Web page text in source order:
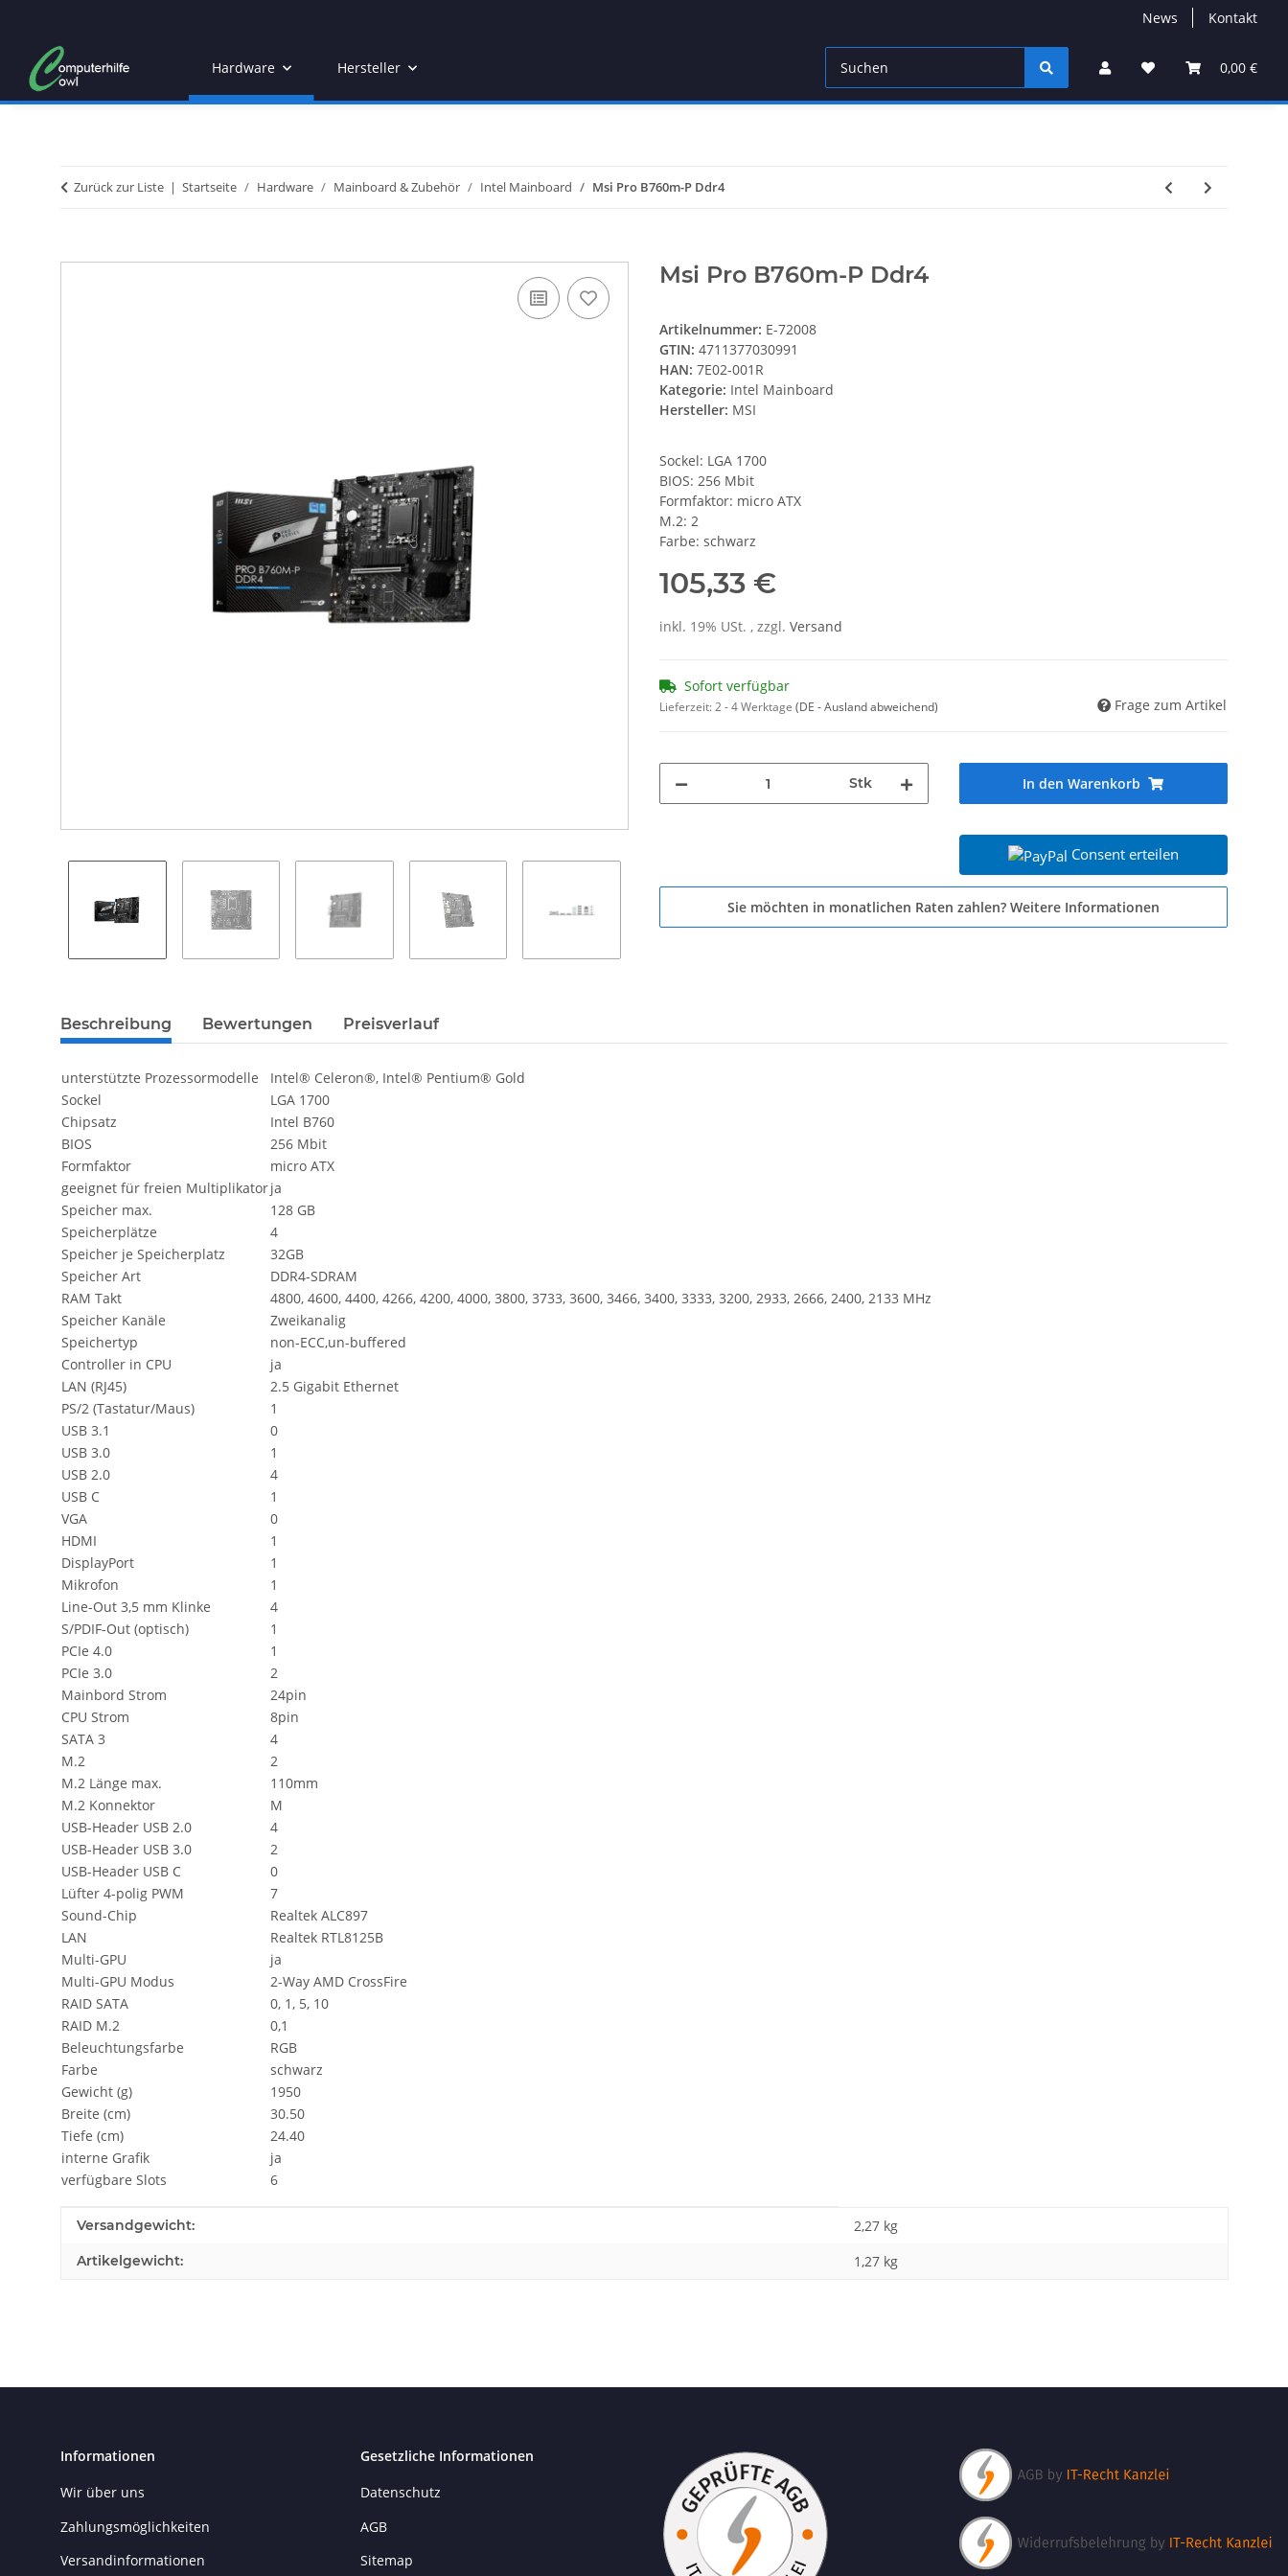
News Kontakt
0,00 €
Hardware Hersteller
Zurück zur Liste Startseite Hardware Mainboard & Zubehör Intel Mainboard Msi Pro B760m-P Ddr4
Msi Pro B760m-P Ddr4
Artikelnummer: E-72008
GTIN: 4711377030991
HAN: 7E02-001R
Kategorie: Intel Mainboard
Hersteller: MSI
Sockel: LGA 1700
BIOS: 256 Mbit
Formfaktor: micro ATX
M.2: 2
Farbe: schwarz
105,33 €
inkl. 19% USt. , zzgl. Versand
Sofort verfügbar
Lieferzeit:2 - 4 Werktage (DE - Ausland abweichend) Frage zum Artikel
Stk In den Warenkorb
Consent erteilen
Sie möchten in monatlichen Raten zahlen? Weitere Informationen
weitere Registerkarten anzeigen
Beschreibung Bewertungen Preisverlauf
unterstützte Prozessormodelle
Intel® Celeron®, Intel® Pentium® Gold
Sockel
LGA 1700
Chipsatz
Intel B760
BIOS
256 Mbit
Formfaktor
micro ATX
geeignet für freien Multiplikatorja
Speicher max.
128 GB
Speicherplätze
4
Speicher je Speicherplatz
32GB
Speicher Art
DDR4-SDRAM
RAM Takt
4800, 4600, 4400, 4266, 4200, 4000, 3800, 3733, 3600, 3466, 3400, 3333, 3200, 2933, 2666, 2400, 2133 MHz
Speicher Kanäle
Zweikanalig
Speichertyp
non-ECC,un-buffered
Controller in CPU
ja
LAN (RJ45)
2.5 Gigabit Ethernet
PS/2 (Tastatur/Maus)
1
USB 3.1
0
USB 3.0
1
USB 2.0
4
USB C
1
VGA
0
HDMI
1
DisplayPort
1
Mikrofon
1
Line-Out 3,5 mm Klinke
4
S/PDIF-Out (optisch)
1
PCIe 4.0
1
PCIe 3.0
2
Mainbord Strom
24pin
CPU Strom
8pin
SATA 3
4
M.2
2
M.2 Länge max.
110mm
M.2 Konnektor
M
USB-Header USB 2.0
4
USB-Header USB 3.0
2
USB-Header USB C
0
Lüfter 4-polig PWM
7
Sound-Chip
Realtek ALC897
LAN
Realtek RTL8125B
Multi-GPU
ja
Multi-GPU Modus
2-Way AMD CrossFire
RAID SATA
0, 1, 5, 10
RAID M.2
0,1
Beleuchtungsfarbe
RGB
Farbe
schwarz
Gewicht (g)
1950
Breite (cm)
30.50
Tiefe (cm)
24.40
interne Grafik
ja
verfügbare Slots
6
Produkteigenschaft
Wert
Versandgewicht: 2,27 kg
Artikelgewicht: 1,27 kg
Informationen
Wir über uns
Zahlungsmöglichkeiten
Versandinformationen
Gesetzliche Informationen
Datenschutz
AGB
Sitemap